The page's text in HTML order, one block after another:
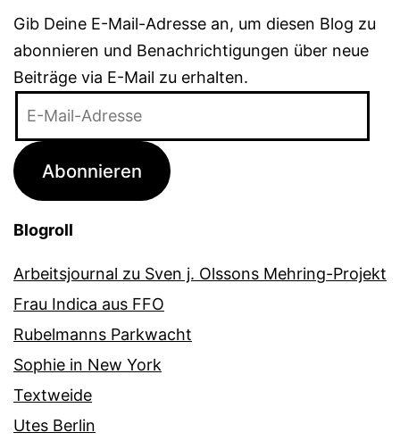
Gib Deine E-Mail-Adresse an, um diesen Blog zu
abonnieren und Benachrichtigungen über neue
Beiträge via E-Mail zu erhalten.
Adresse
Abonnieren
Blogroll
Arbeitsjournal zu Sven j. Olssons Mehring-Projekt
Frau Indica aus FFO
Rubelmanns Parkwacht
Sophie in New York
Textweide
Utes Berlin